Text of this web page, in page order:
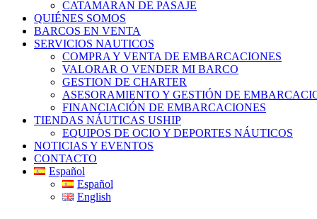
CATAMARAN DE PASAJE
QUIÉNES SOMOS
BARCOS EN VENTA
SERVICIOS NAUTICOS
COMPRA Y VENTA DE EMBARCACIONES
VALORAR O VENDER MI BARCO
GESTION DE CHARTER
ASESORAMIENTO Y GESTIÓN DE
FINANCIACIÓN DE EMBARCACIONES
TIENDAS NÁUTICAS USHIP
EQUIPOS DE OCIO Y DEPORTES NÁUTICOS
NOTICIAS Y EVENTOS
CONTACTO
Español
Español
English